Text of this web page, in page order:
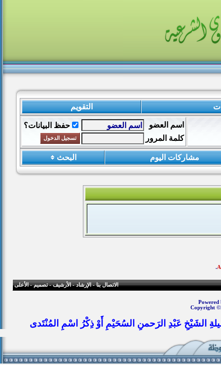
التقويم
اسم العضو
حفظ البيانات؟
كلمة المرور
مشاركات اليوم البحث
.
الاتصال بنا-الإرشاد-الأرشيف-تصميم-الأعلى
Powered
Copyright
الشَيْخِ عَبْدِ الرَحمنِ السُحَيْمِ أَوْ ذِكْرُ اسْمِ المُنْتَدى